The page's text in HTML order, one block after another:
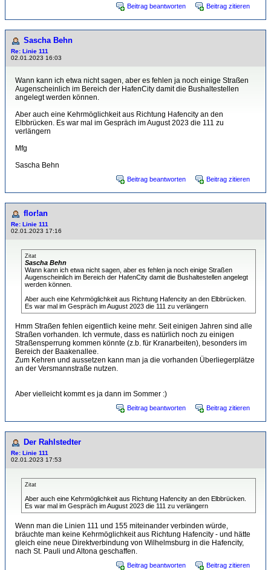
Beitrag beantworten Beitrag zitieren
Sascha Behn
Re: Linie 111
02.01.2023 16:03
Wann kann ich etwa nicht sagen, aber es fehlen ja noch einige Straßen
Augenscheinlich im Bereich der HafenCity damit die Bushaltestellen
angelegt werden können.
Aber auch eine Kehrmöglichkeit aus Richtung Hafencity an den
Elbbrücken. Es war mal im Gespräch im August 2023 die 111 zu
verlängern
Mfg
Sascha Behn
Beitrag beantworten Beitrag zitieren
flor!an
Re: Linie 111
02.01.2023 17:16
Zitat
Sascha Behn
Wann kann ich etwa nicht sagen, aber es fehlen ja noch einige Straßen
Augenscheinlich im Bereich der HafenCity damit die Bushaltestellen angelegt
werden können.
Aber auch eine Kehrmöglichkeit aus Richtung Hafencity an den Elbbrücken.
Es war mal im Gespräch im August 2023 die 111 zu verlängern
Hmm Straßen fehlen eigentlich keine mehr. Seit einigen Jahren sind alle
Straßen vorhanden. Ich vermute, dass es natürlich noch zu einigen
Straßensperrung kommen könnte (z.b. für Kranarbeiten), besonders im
Bereich der Baakenallee.
Zum Kehren und aussetzen kann man ja die vorhanden Überliegerplätze
an der Versmannstraße nutzen.
Aber vielleicht kommt es ja dann im Sommer :)
Beitrag beantworten Beitrag zitieren
Der Rahlstedter
Re: Linie 111
02.01.2023 17:53
Zitat
Aber auch eine Kehrmöglichkeit aus Richtung Hafencity an den Elbbrücken.
Es war mal im Gespräch im August 2023 die 111 zu verlängern
Wenn man die Linien 111 und 155 miteinander verbinden würde,
bräuchte man keine Kehrmöglichkeit aus Richtung Hafencity - und hätte
gleich eine neue Direktverbindung von Wilhelmsburg in die Hafencity,
nach St. Pauli und Altona geschaffen.
Beitrag beantworten Beitrag zitieren